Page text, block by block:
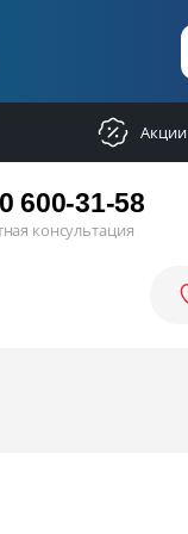
Акции
600-31-58
консультация